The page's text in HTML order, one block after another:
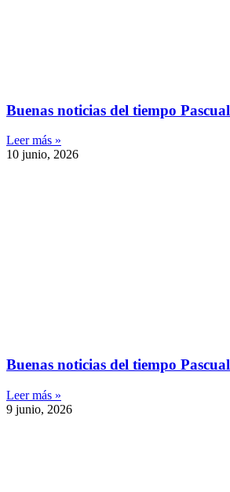
Buenas noticias del tiempo
Leer más »
10 junio, 2026
Buenas noticias del tiempo
Leer más »
9 junio, 2026